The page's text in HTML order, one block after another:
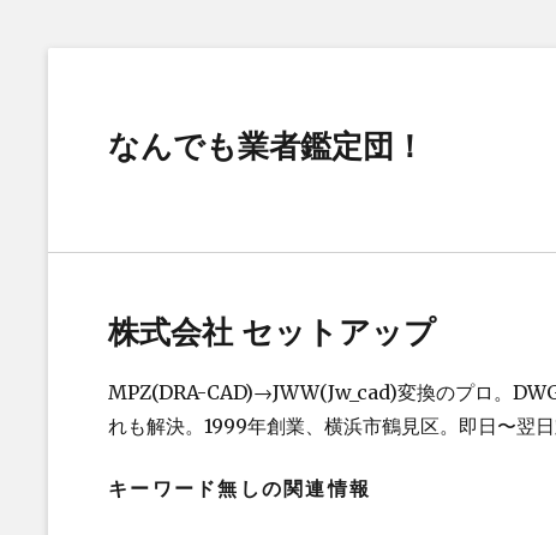
なんでも業者鑑定団！
株式会社 セットアップ
MPZ(DRA-CAD)→JWW(Jw_cad)変換のプロ。
れも解決。1999年創業、横浜市鶴見区。即日〜翌
キーワード無しの関連情報